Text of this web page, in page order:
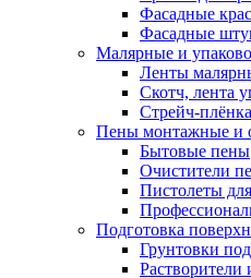
Фасадные
Фасадные
Малярные и
Ленты
Скотч, лента
Стрейч-плёнка
Пены монтажные и
Бытовые пены
Очистители
Пистолеты
Подготовка
Грунтовки
Растворители